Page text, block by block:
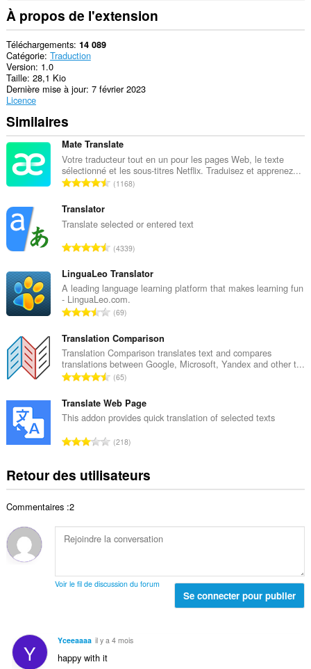
À propos de l'extension
Téléchargements 14 089
Catégorie Traduction
Version 1.0
Taille 28,1 Kio
Dernière mise à jour 7 février 2023
Licence
Similaires
Mate Translate
Votre traducteur tout en un pour les pages Web, le texte
sélectionné et les sous-titres Netflix. Traduisez et apprenez...
N
b
e
o
t
a
d
e
n
o
e
s
1168
Translator
Translate selected or entered text
N
m
b
r
e
o
t
a
d
e
n
o
e
s
4339
LinguaLeo Translator
A leading language learning platform that makes learning fun
- LinguaLeo.com.
N
m
b
r
e
o
t
a
e
n
e
s
69
Translation Comparison
Translation Comparison translates text and compares
translations between Google, Microsoft, Yandex and other t...
N
m
b
e
o
t
d
e
t
65
Translate Web Page
This addon provides quick translation of selected texts
N
b
t
o
l
o
218
Retour des utilisateurs
Commentaires :2
Voir le fil de discussion du forum
Se connecter pour publier
Y Yceeaaaa il y a 4 mois
happy with it